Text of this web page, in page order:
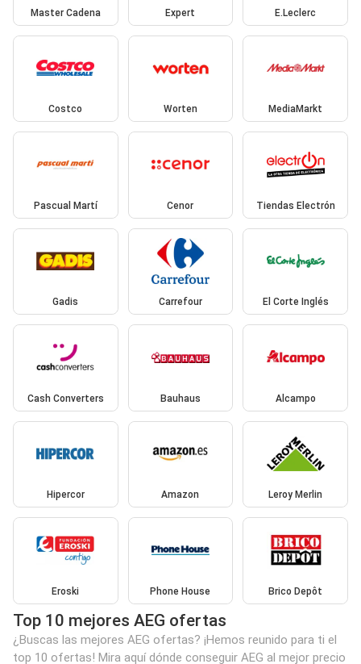
Master Cadena Expert E.Leclerc
Costco Worten MediaMarkt
Pascual Martí Cenor Tiendas Electrón
Gadis Carrefour El Corte Inglés
Cash Converters Bauhaus Alcampo
Hipercor Amazon Leroy Merlin
Eroski Phone House Brico Depôt
Top 10 mejores AEG ofertas
¿Buscas las mejores AEG ofertas? ¡Hemos reunido para ti el
top 10 ofertas! Mira aquí dónde conseguir AEG al mejor precio